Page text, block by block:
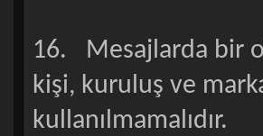
16. Mesajlarda bir
kişi, kuruluş ve
kullanılmamalıdır.